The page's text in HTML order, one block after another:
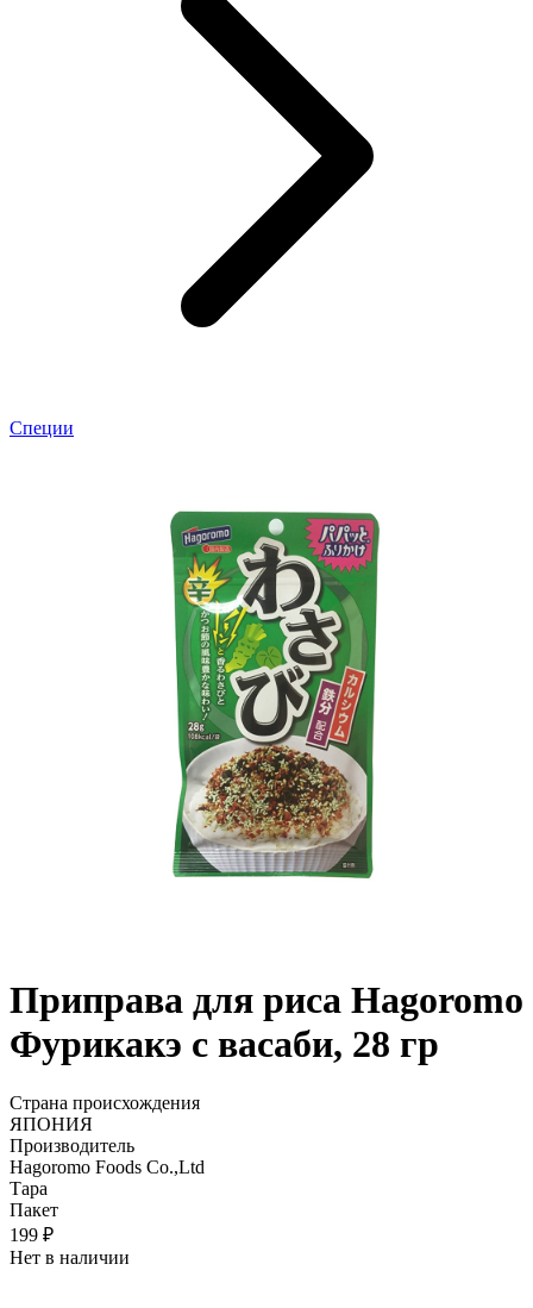
Специи
Приправа для риса Hagoromo
Фурикакэ с васаби, 28 гр
Страна происхождения
ЯПОНИЯ
Производитель
Hagoromo Foods Co.,Ltd
Тара
Пакет
199 ₽
Нет в наличии